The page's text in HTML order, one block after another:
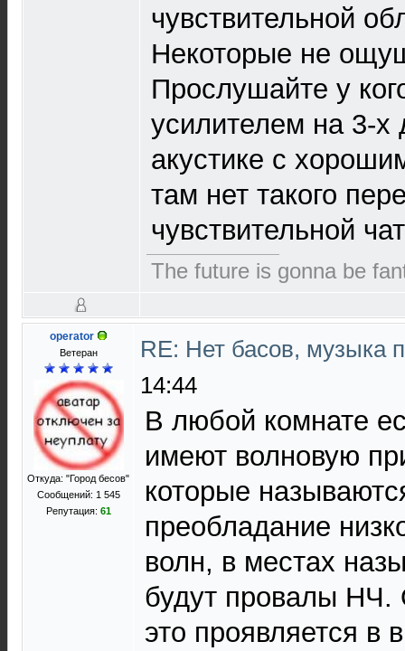
чувствительной
Некоторые не
Прослушайте у
усилителем на 3-х
акустике с
там нет такого
чувствительной
The future is gonna be
operator
Ветеран
Откуда: "Город бесов"
Сообщений: 1 545
Репутация: 61
RE: Нет басов, музыка
14:44
В любой комнате
имеют волновую
которые
преобладание
волн, в местах
будут провалы НЧ.
это проявляется в